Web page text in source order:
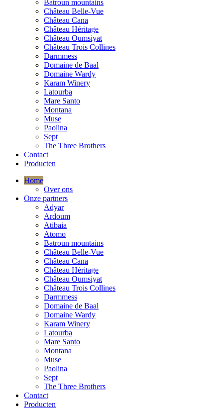
Batroun mountains
Château Belle-Vue
Château Cana
Château Héritage
Château Oumsiyat
Château Trois Collines
Darmmess
Domaine de Baal
Domaine Wardy
Karam Winery
Latourba
Mare Santo
Montana
Muse
Paolina
Sept
The Three Brothers
Contact
Producten
Home
Over ons
Onze partners
Adyar
Ardoum
Atibaia
Atomo
Batroun mountains
Château Belle-Vue
Château Cana
Château Héritage
Château Oumsiyat
Château Trois Collines
Darmmess
Domaine de Baal
Domaine Wardy
Karam Winery
Latourba
Mare Santo
Montana
Muse
Paolina
Sept
The Three Brothers
Contact
Producten